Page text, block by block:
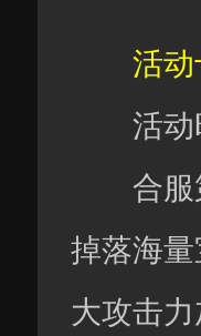
活动
活动
合服第
掉落海
大攻击